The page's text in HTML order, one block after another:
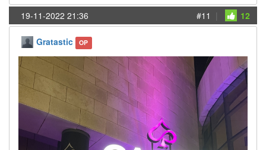
19-11-2022 21:36 #11 | 12
Gratastic OP